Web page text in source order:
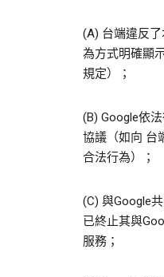
(A) 台端違反
為方式明確顯
規定）；
(B) Google依
協議（如向 台
合法行為）；
(C) 與Google
已終止其與
服務；